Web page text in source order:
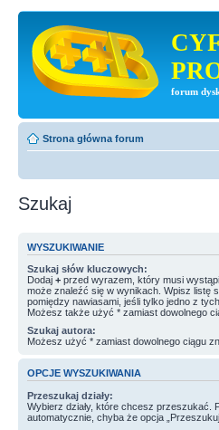
forum
Strona główna forum
Szukaj
WYSZUKIWANIE
Szukaj słów kluczowych:
Dodaj + przed wyrazem, który musi
może znaleźć się w wynikach. Wpisz listę
pomiędzy nawiasami, jeśli tylko jedno z
Możesz także użyć * zamiast dowolnego
Szukaj autora:
Możesz użyć * zamiast dowolnego ciągu
OPCJE WYSZUKIWANIA
Przeszukaj działy:
Wybierz działy, które chcesz przeszukać.
automatycznie, chyba że opcja „Przeszukuj